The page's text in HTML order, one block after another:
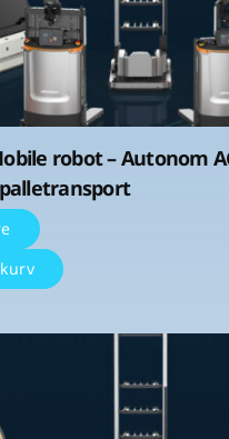
robot – Autonom